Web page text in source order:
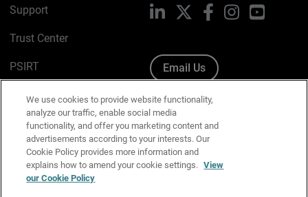
Support
Trust Center
PSIRT
Cookie Policy
Privacy Policy
Media & Brand Kit
Manage Email Preferences
LinkedIn FacebookInstagramYouTube
Email Us
We use cookies to provide website functionality,
analyze our traffic, enable social media
functionality, and offer you marketing content and
advertisements according to your interests. Our
Cookie Policy provides more information and
explains how to amend your cookie settings. View
our Cookie Policy